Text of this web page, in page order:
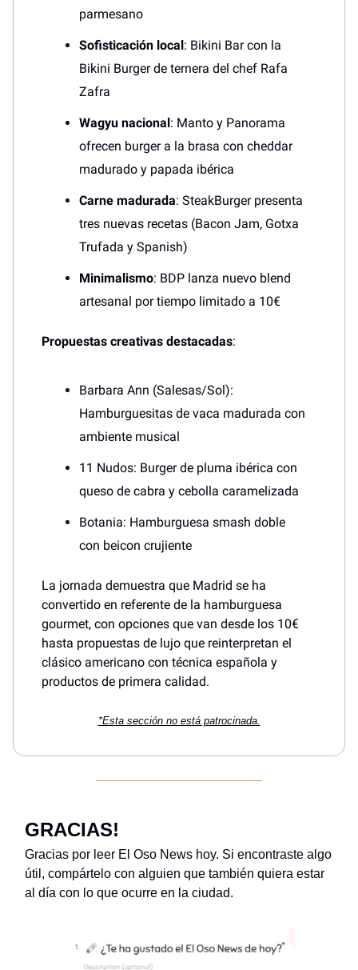
parmesano
Sofisticación local: Bikini Bar con la
Bikini Burger de ternera del chef Rafa
Zafra
Wagyu nacional: Manto y Panorama
ofrecen burger a la brasa con cheddar
madurado y papada ibérica
Carne madurada: SteakBurger presenta
tres nuevas recetas (Bacon Jam, Gotxa
Trufada y Spanish)
Minimalismo: BDP lanza nuevo blend
artesanal por tiempo limitado a 10€
Propuestas creativas destacadas:
Barbara Ann (Salesas/Sol):
Hamburguesitas de vaca madurada con
ambiente musical
11 Nudos: Burger de pluma ibérica con
queso de cabra y cebolla caramelizada
Botania: Hamburguesa smash doble
con beicon crujiente
La jornada demuestra que Madrid se ha
convertido en referente de la hamburguesa
gourmet, con opciones que van desde los 10€
hasta propuestas de lujo que reinterpretan el
clásico americano con técnica española y
productos de primera calidad.
*Esta sección no está patrocinada.
GRACIAS!
Gracias por leer El Oso News hoy. Si encontraste algo
útil, compártelo con alguien que también quiera estar
al día con lo que ocurre en la ciudad.